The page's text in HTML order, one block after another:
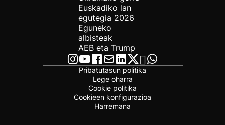
Euskadiko lan
egutegia 2026
Eguneko
albisteak
AEB eta Trump
Pribatutasun politika
Lege oharra
Cookie politika
Cookieen konfigurazioa
Harremana